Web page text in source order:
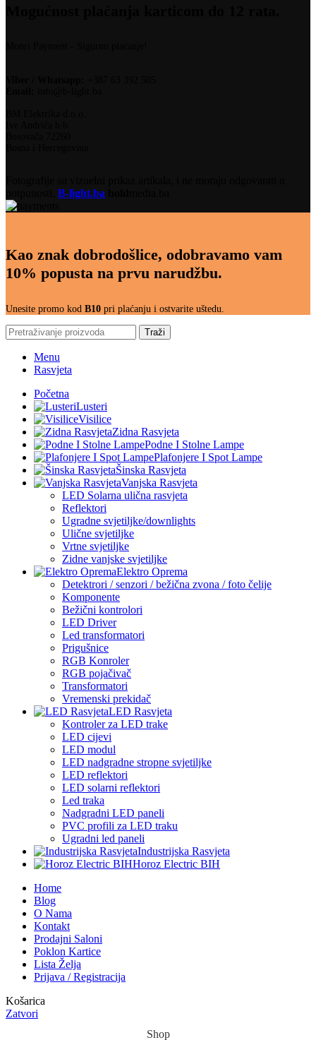
B-light.ba
Kao znak dobrodošlice, odobravamo vam
10% popusta na prvu narudžbu.
Unesite promo kod B10 pri plaćanju i ostvarite uštedu.
Traži
Menu
Rasvjeta
Početna
Lusteri
Visilice
Zidna Rasvjeta
Podne I Stolne Lampe
Plafonjere I Spot Lampe
Šinska Rasvjeta
Vanjska Rasvjeta
LED Solarna ulična rasvjeta
Reflektori
Ugradne svjetiljke/downlights
Ulične svjetiljke
Vrtne svjetiljke
Zidne vanjske svjetiljke
Elektro Oprema
Detektrori / senzori / bežična zvona / foto čelije
Komponente
Bežični kontrolori
LED Driver
Led transformatori
Prigušnice
RGB Konroler
RGB pojačivač
Transformatori
Vremenski prekidač
LED Rasvjeta
Kontroler za LED trake
LED cijevi
LED modul
LED nadgradne stropne svjetiljke
LED reflektori
LED solarni reflektori
Led traka
Nadgradni LED paneli
PVC profili za LED traku
Ugradni led paneli
Industrijska Rasvjeta
Horoz Electric BIH
Home
Blog
O Nama
Kontakt
Prodajni Saloni
Poklon Kartice
Lista Želja
Prijava / Registracija
Košarica
Zatvori
Shop